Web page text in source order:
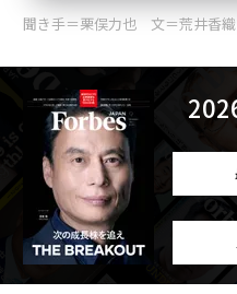
聞き手＝栗俣力也 文＝荒井香織